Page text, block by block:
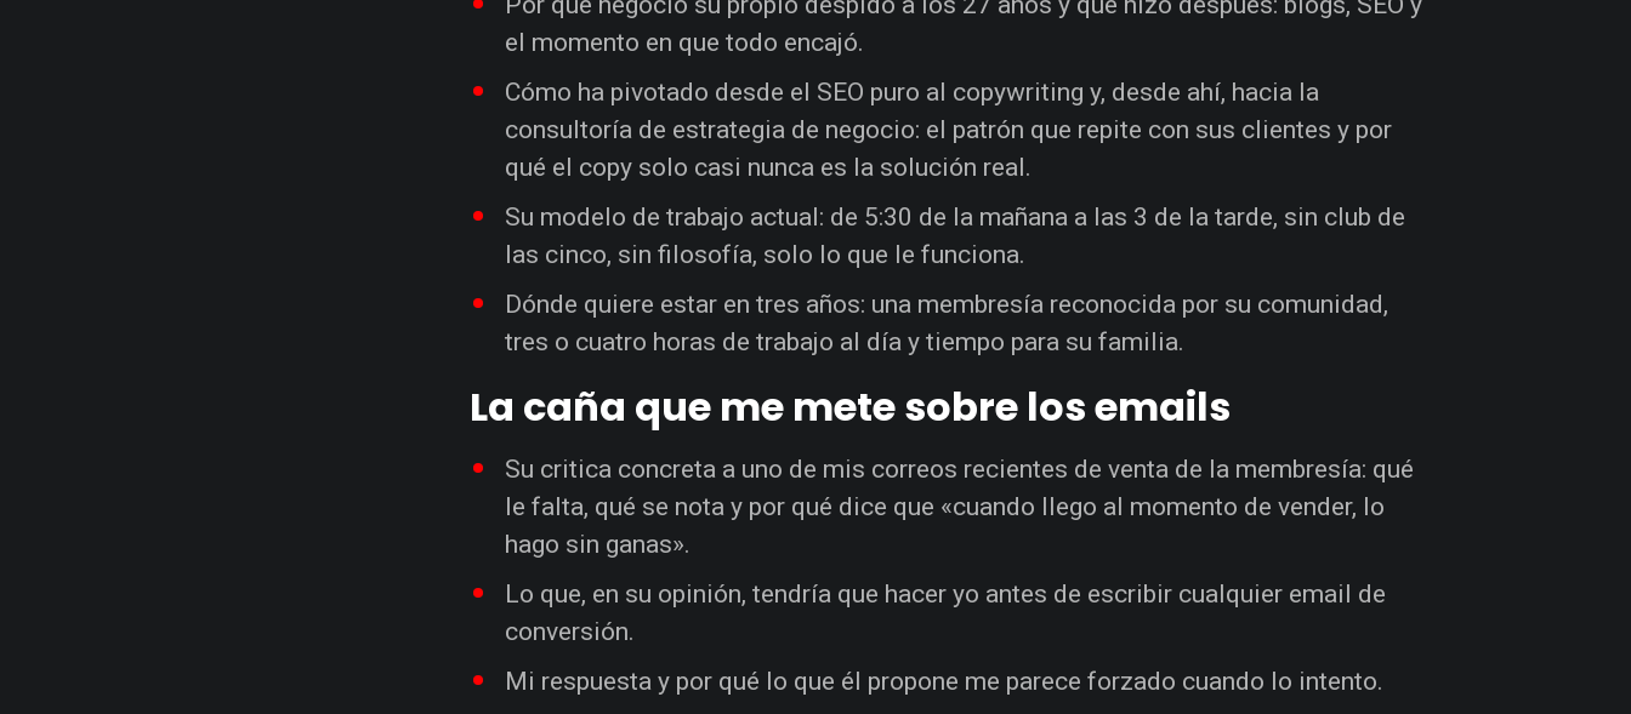
el momento en que todo encajó.
Cómo ha pivotado desde el SEO puro al copywriting y, desde ahí, hacia la
consultoría de estrategia de negocio: el patrón que repite con sus clientes y por
qué el copy solo casi nunca es la solución real.
Su modelo de trabajo actual: de 5:30 de la mañana a las 3 de la tarde, sin club de
las cinco, sin filosofía, solo lo que le funciona.
Dónde quiere estar en tres años: una membresía reconocida por su comunidad,
tres o cuatro horas de trabajo al día y tiempo para su familia.
La caña que me mete sobre los emails
Su critica concreta a uno de mis correos recientes de venta de la membresía: qué
le falta, qué se nota y por qué dice que «cuando llego al momento de vender, lo
hago sin ganas».
Lo que, en su opinión, tendría que hacer yo antes de escribir cualquier email de
conversión.
Mi respuesta y por qué lo que él propone me parece forzado cuando lo intento.